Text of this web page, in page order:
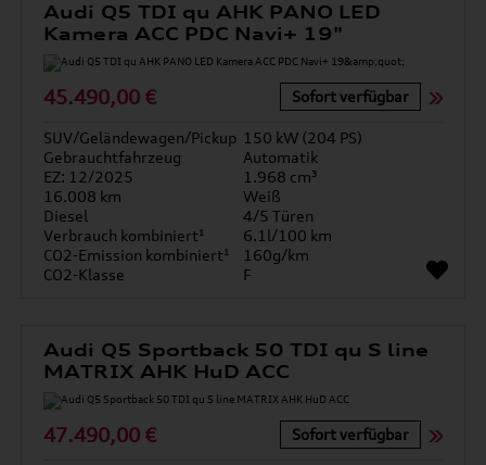
Audi Q5 TDI qu AHK PANO LED
Kamera ACC PDC Navi+ 19"
45.490,00 € Sofort verfügbar
SUV/Geländewagen/Pickup 150 kW (204 PS)
Gebrauchtfahrzeug
Automatik
EZ: 12/2025
1.968 cm³
16.008 km
Weiß
Diesel
4/5 Türen
Verbrauch kombiniert¹
6.1l/100 km
CO2-Emission kombiniert¹
160g/km
CO2-Klasse
F
Audi Q5 Sportback 50 TDI qu S line
MATRIX AHK HuD ACC
47.490,00 € Sofort verfügbar